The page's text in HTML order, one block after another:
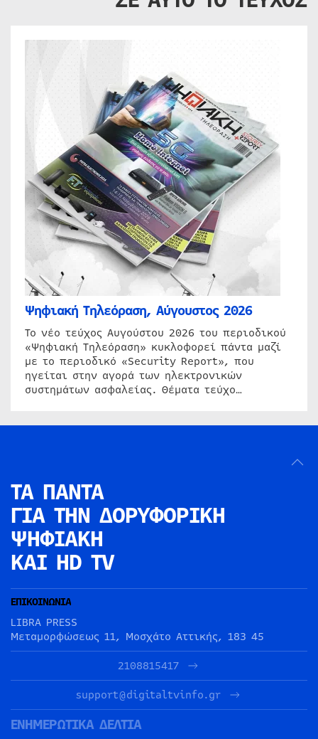
Ψηφιακή Τηλεόραση, Αύγουστος 2026
Το νέο τεύχος Αυγούστου 2026 του περιοδικού
«Ψηφιακή Τηλεόραση» κυκλοφορεί πάντα μαζί
με το περιοδικό «Security Report», που
ηγείται στην αγορά των ηλεκτρονικών
συστημάτων ασφαλείας. Θέματα τεύχο…
ΤΑ ΠΑΝΤΑ
ΓΙΑ ΤΗΝ ΔΟΡΥΦΟΡΙΚΗ
ΨΗΦΙΑΚΗ
ΚΑΙ HD TV
ΕΠΙΚΟΙΝΩΝΙΑ
LIBRA PRESS
Μεταμορφώσεως 11, Μοσχάτο Αττικής, 183 45
2108815417
support@digitaltvinfo.gr
ΕΝΗΜΕΡΩΤΙΚΑ ΔΕΛΤΙΑ